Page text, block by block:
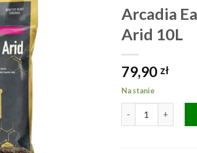
Arcadia
Arid 10L
79,90 zł
Na stanie